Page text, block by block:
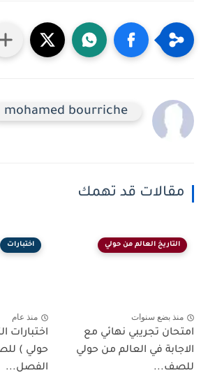
mohamed bourriche
مقالات قد تهمك
التاريخ العالم من حولي
منذ بضع سنوات
امتحان تجريبي نهائي مع
الاجابة في العالم من حولي
للصف...
اختبارات
منذ عام
اختبارات
حولي )
الفصل...